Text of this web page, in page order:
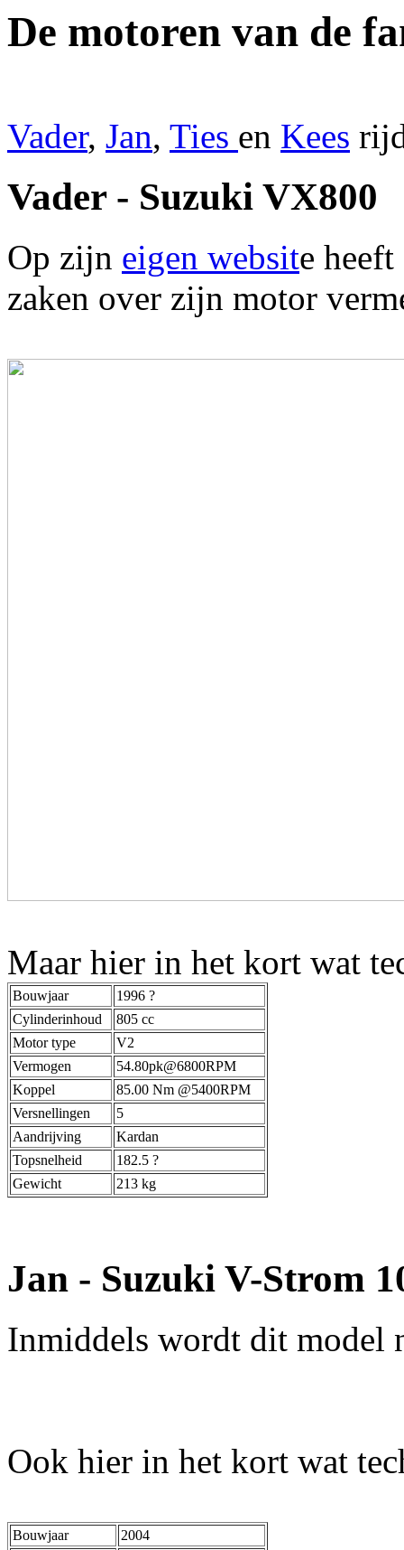
De motoren van de
Vader, Jan, Ties en Kees
Vader - Suzuki VX800
Op zijn eigen website
zaken over zijn motor
Maar hier in het kort wat
Bouwjaar
1996 ?
Cylinderinhoud
805 cc
Motor type
V2
Vermogen
54.80pk@6800RPM
Koppel
85.00 Nm @5400RPM
Versnellingen
5
Aandrijving
Kardan
Topsnelheid
182.5 ?
Gewicht
213 kg
Jan - Suzuki V-Strom
Inmiddels wordt dit model
Ook hier in het kort wat
Bouwjaar
2004